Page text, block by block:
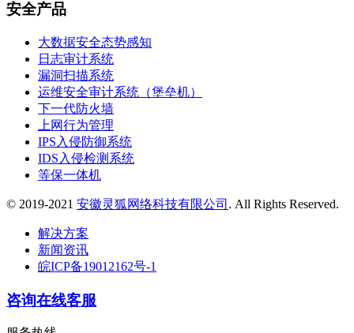
安全产品
大数据安全态势感知
日志审计系统
漏洞扫描系统
运维安全审计系统（堡垒机）
下一代防火墙
上网行为管理
IPS入侵防御系统
IDS入侵检测系统
等保一体机
© 2019-2021 安徽灵狐网络科技有限公司 . All Rights Reserved.
解决方案
新闻资讯
皖ICP备19012162号-1
咨询在线客服